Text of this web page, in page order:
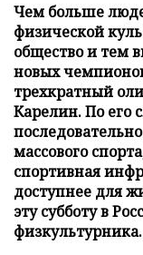
Чем больше
физической
общество и тем
новых
трехкратный
Карелин. По его
массового
спортивная
доступнее для
эту субботу в
физкультурника.